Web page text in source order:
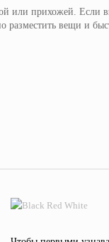
или прихожей. Если
разместить вещи и